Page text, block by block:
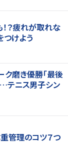
？疲れが取れな
けよう
ク磨き優勝「最後
テニス男子シン
重管理のコツ７つ